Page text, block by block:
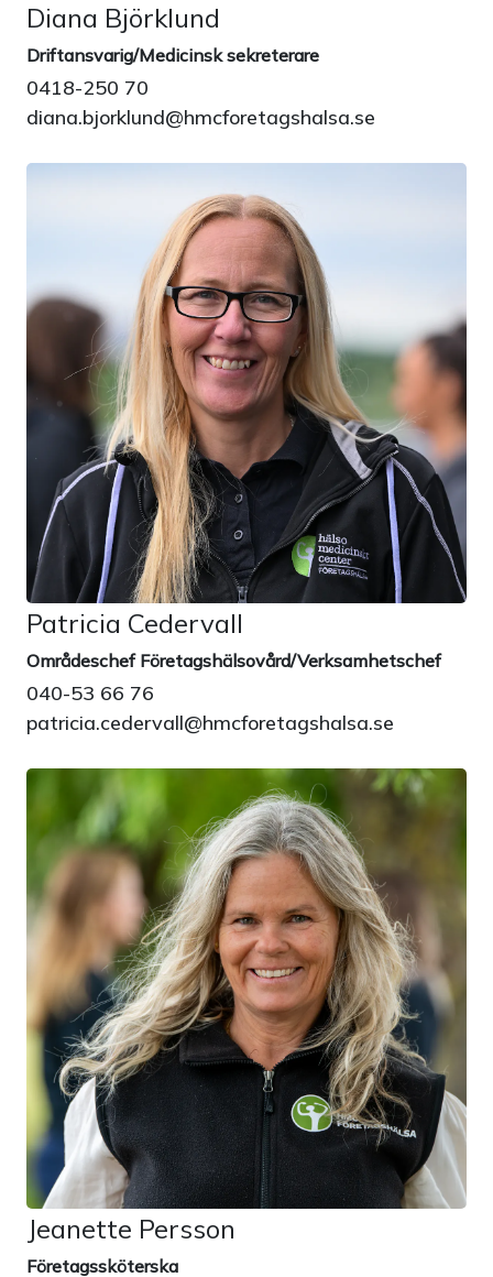
Diana Björklund
Driftansvarig/Medicinsk sekreterare
0418-250 70
diana.bjorklund@hmcforetagshalsa.se
Patricia Cedervall
Områdeschef Företagshälsovård/Verksamhetschef
040-53 66 76
patricia.cedervall@hmcforetagshalsa.se
Jeanette Persson
Företagssköterska